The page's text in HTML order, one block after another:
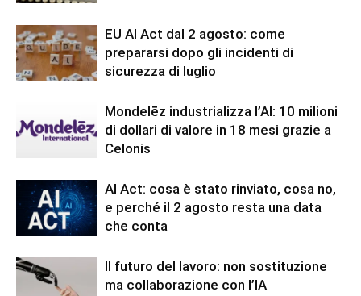
EU AI Act dal 2 agosto: come
prepararsi dopo gli incidenti di
sicurezza di luglio
Mondelēz industrializza l’AI: 10 milioni
di dollari di valore in 18 mesi grazie a
Celonis
AI Act: cosa è stato rinviato, cosa no,
e perché il 2 agosto resta una data
che conta
Il futuro del lavoro: non sostituzione
ma collaborazione con l’IA